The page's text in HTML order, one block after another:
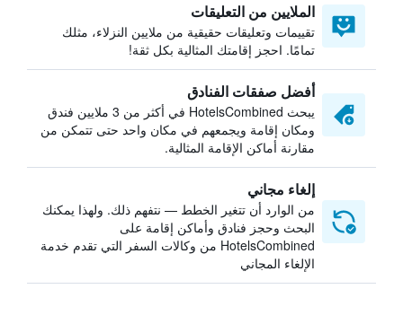
الملايين من التعليقات
تقييمات وتعليقات حقيقية من ملايين النزلاء، مثلك
تمامًا. احجز إقامتك المثالية بكل ثقة!
أفضل صفقات الفنادق
يبحث HotelsCombined في أكثر من 3 ملايين فندق
ومكان إقامة ويجمعهم في مكان واحد حتى تتمكن من
مقارنة أماكن الإقامة المثالية.
إلغاء مجاني
من الوارد أن تتغير الخطط — نتفهم ذلك. ولهذا يمكنك
البحث وحجز فنادق وأماكن إقامة على
HotelsCombined من وكالات السفر التي تقدم خدمة
الإلغاء المجاني